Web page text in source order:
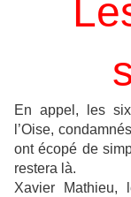
En appel, les
l’Oise,
ont écopé de
restera là.
Xavier Mathieu,